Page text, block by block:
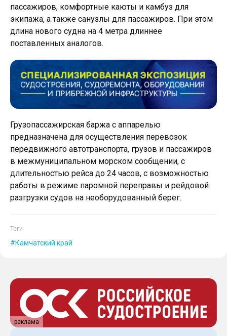
пассажиров, комфортные каюты и камбуз для
экипажа, а также санузлы для пассажиров. При этом
длина нового судна на 4 метра длиннее
поставленных аналогов.
Грузопассажирская баржа с аппарелью
предназначена для осуществления перевозок
передвижного автотранспорта, грузов и пассажиров
в межмуниципальном морском сообщении, с
длительностью рейса до 24 часов, с возможностью
работы в режиме паромной переправы и рейдовой
разгрузки судов на необорудованный берег.
Теги
Камчатский край
реклама